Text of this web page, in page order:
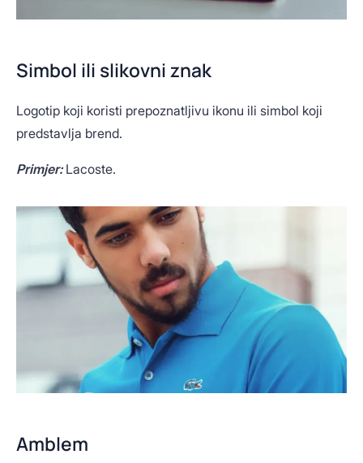
Simbol ili slikovni znak
Logotip koji koristi prepoznatljivu ikonu ili simbol koji
predstavlja brend.
Primjer:Lacoste.
Amblem